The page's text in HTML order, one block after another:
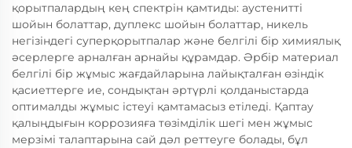
қорытпалардың кең спектрін қамтиды: аустенитті
шойын болаттар, дуплекс шойын болаттар, никель
негізіндегі суперқорытпалар және белгілі бір химиялық
әсерлерге арналған арнайы құрамдар. Әрбір материал
белгілі бір жұмыс жағдайларына лайықталған өзіндік
қасиеттерге ие, сондықтан әртүрлі қолданыстарда
оптималды жұмыс істеуі қамтамасыз етіледі. Қаптау
қалыңдығын коррозияға төзімділік шегі мен жұмыс
мерзімі талаптарына сай дәл реттеуге болады, бұл